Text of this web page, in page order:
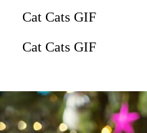
Cat Cats GIF
Cat Cats GIF